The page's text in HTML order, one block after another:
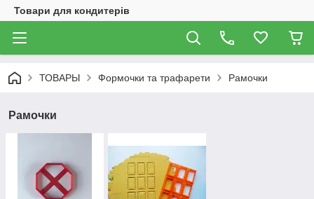
Товари для кондитерів
ТОВАРЫ Формочки та трафарети Рамочки
Рамочки